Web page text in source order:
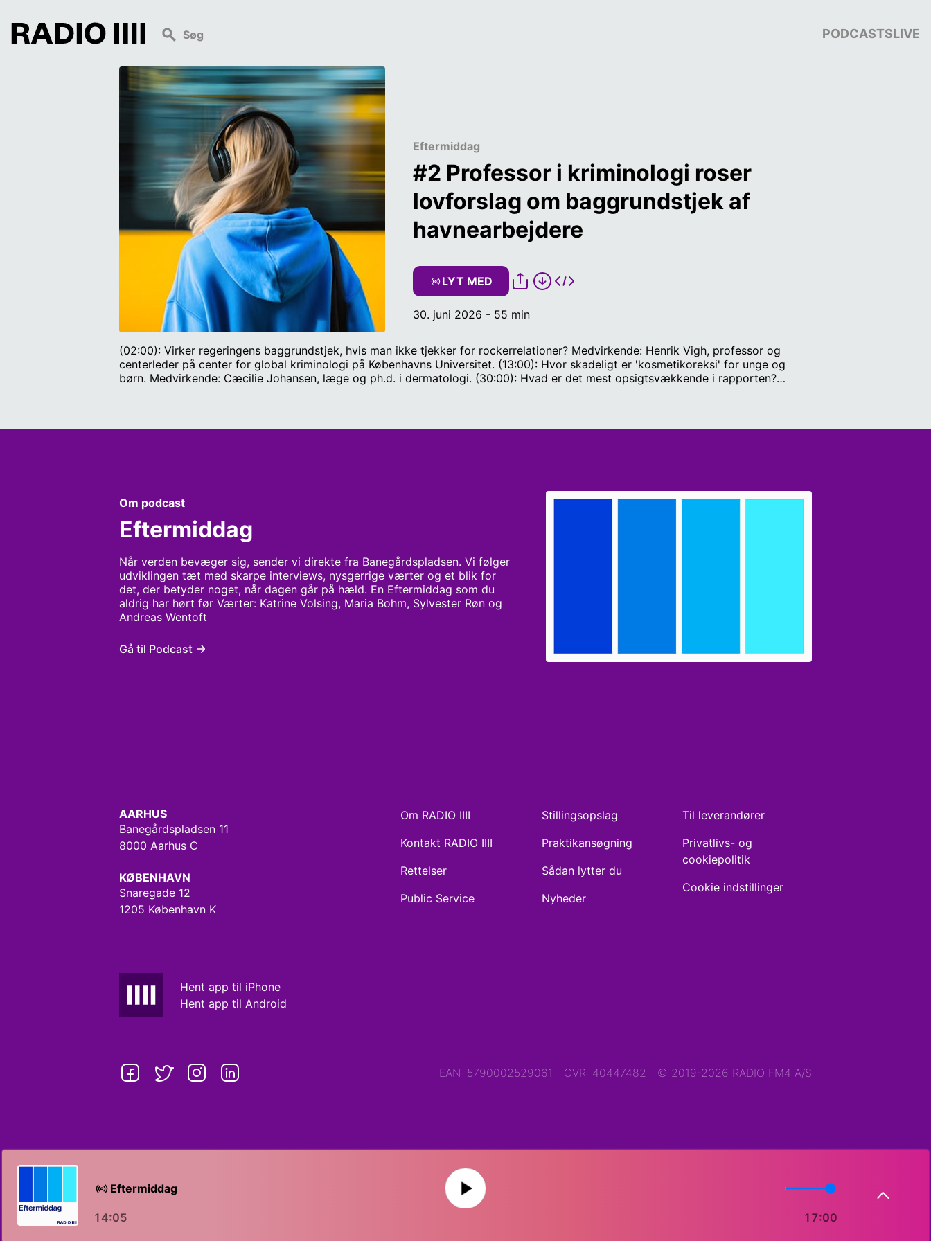
PODCASTSLIVE
Eftermiddag
#2 Professor i kriminologi roser
lovforslag om baggrundstjek af
LYT MED
30. juni 2026 - 55 min
(02:00): Virker regeringens baggrundstjek, hvis man ikke tjekker for rockerrelationer? Medvirkende: Henrik Vigh, professor og
centerleder på center for global kriminologi på Københavns Universitet. (13:00): Hvor skadeligt er 'kosmetikoreksi' for unge og
børn. Medvirkende: Cæcilie Johansen, læge og ph.d. i dermatologi. (30:00): Hvad er det mest opsigtsvækkende i rapporten?
Om podcast
Eftermiddag
Når verden bevæger sig, sender vi direkte fra Banegårdspladsen. Vi følger
udviklingen tæt med skarpe interviews, nysgerrige værter og et blik for
det, der betyder noget, når dagen går på hæld. En Eftermiddag som du
aldrig har hørt før Værter: Katrine Volsing, Maria Bohm, Sylvester Røn og
Andreas Wentoft
Gå til Podcast
AARHUS
Banegårdspladsen 11
8000 Aarhus C
KØBENHAVN
Snaregade 12
1205 København K
Hent app til iPhone
Hent app til Android
Om RADIO IIII
Kontakt RADIO IIII
Rettelser
Public Service
Stillingsopslag
Praktikansøgning
Sådan lytter du
Nyheder
Til leverandører
Privatlivs- og
cookiepolitik
Cookie indstillinger
EAN: 5790002529061 CVR: 40447482 © 2019-2026 RADIO FM4 A/S
Eftermiddag
14:05 17:00